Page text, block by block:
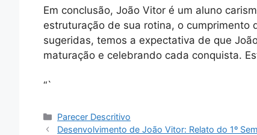
Em conclusão, João Vitor é um aluno
estruturação de sua rotina, o cumprimento
sugeridas, temos a expectativa de que
maturação e celebrando cada conquista.
“`
Categorias
Parecer Descritivo
Desenvolvimento de João Vitor: Relato do 1º